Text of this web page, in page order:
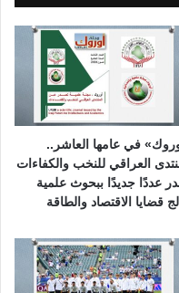
في عامها العاشر..
العراقي للنخب والكفاءات
عددًا جديدًا ببحوث علمية
قضايا الاقتصاد والطاقة